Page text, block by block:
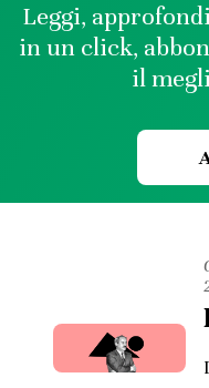
Leggi,
in un click,
il